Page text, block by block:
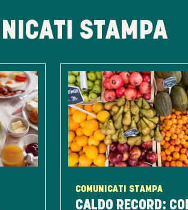
STAMPA
COMUNICATI STAMPA
CALDO RECORD: